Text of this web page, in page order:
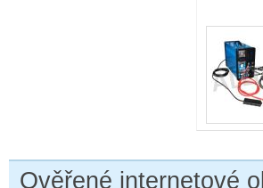
Ověřené internetové